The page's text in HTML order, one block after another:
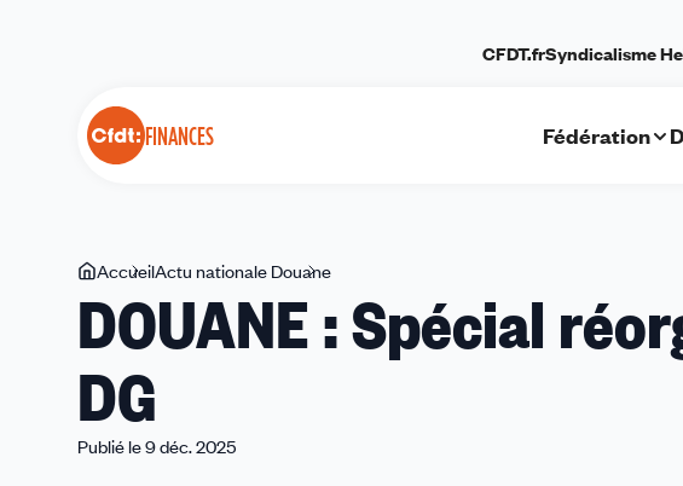
FINANCES
CFDT.frSyndicalisme
Fédération
Vous
êtes
AccueilActu nationale Douane
:
Spécial
DOUANE : Spécial
DG
Publié le 9 déc. 2025